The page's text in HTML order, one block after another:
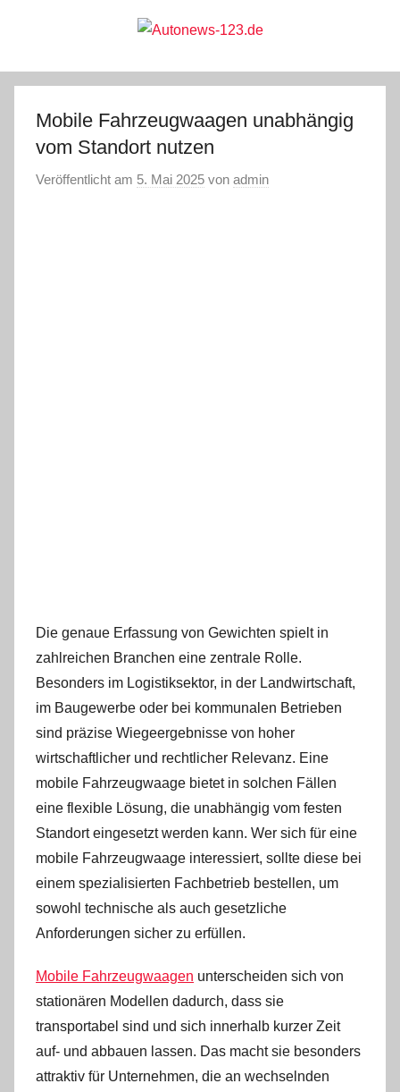
Autonews-
123.de
Mobile Fahrzeugwaagen unabhängig
vom Standort nutzen
Veröffentlicht am 5. Mai 2025 von admin
Die genaue Erfassung von Gewichten spielt in
zahlreichen Branchen eine zentrale Rolle.
Besonders im Logistiksektor, in der Landwirtschaft,
im Baugewerbe oder bei kommunalen Betrieben
sind präzise Wiegeergebnisse von hoher
wirtschaftlicher und rechtlicher Relevanz. Eine
mobile Fahrzeugwaage bietet in solchen Fällen
eine flexible Lösung, die unabhängig vom festen
Standort eingesetzt werden kann. Wer sich für eine
mobile Fahrzeugwaage interessiert, sollte diese bei
einem spezialisierten Fachbetrieb bestellen, um
sowohl technische als auch gesetzliche
Anforderungen sicher zu erfüllen.
Mobile Fahrzeugwaagen unterscheiden sich von
stationären Modellen dadurch, dass sie
transportabel sind und sich innerhalb kurzer Zeit
auf- und abbauen lassen. Das macht sie besonders
attraktiv für Unternehmen, die an wechselnden